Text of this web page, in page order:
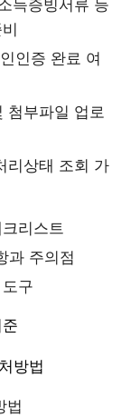
득증빙서류 등
인증 완료 여
첨부파일 업로
리상태 조회 가
리스트
과 주의점
구
방법
법